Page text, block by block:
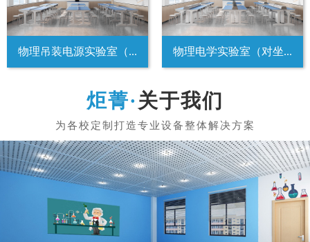
物理吊装电源实验室（... 物理电学实验室（对坐...
关于我们